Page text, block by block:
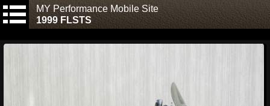
MY Performance Mobile Site
1999 FLSTS